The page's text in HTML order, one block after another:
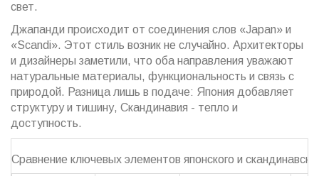
свет.
Джапанди происходит от соединения слов «Japan» и
«Scandi». Этот стиль возник не случайно. Архитекторы
и дизайнеры заметили, что оба направления уважают
натуральные материалы, функциональность и связь с
природой. Разница лишь в подаче: Япония добавляет
структуру и тишину, Скандинавия - тепло и
доступность.
Сравнение ключевых элементов японского и